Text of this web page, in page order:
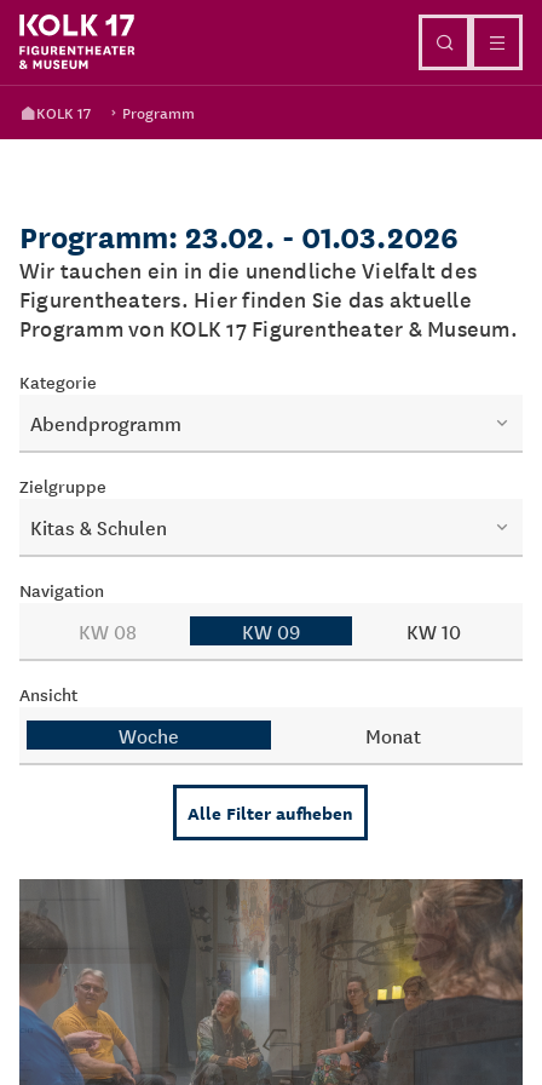
KOLK 17 Programm
Programm: 23.02. - 01.03.2026
Wir tauchen ein in die unendliche Vielfalt des
Figurentheaters. Hier finden Sie das aktuelle
Programm von KOLK 17 Figurentheater & Museum.
Kategorie
Abendprogramm
Zielgruppe
Kitas & Schulen
Navigation
KW 08 KW 09 KW 10
Ansicht
Woche Monat
Alle Filter aufheben